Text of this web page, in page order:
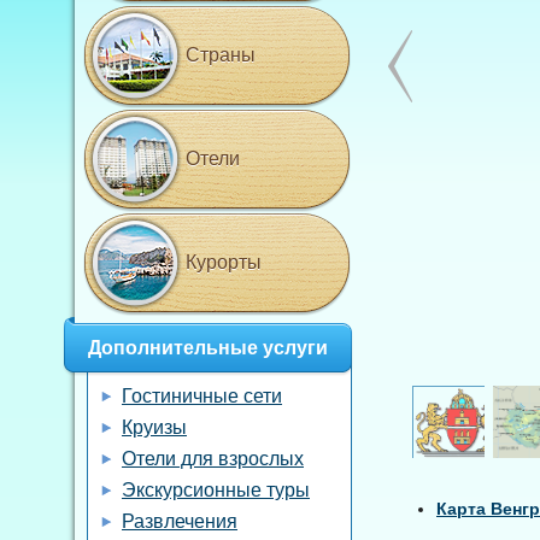
Карта
Страны
Отели
Курорты
Дополнительные услуги
Гостиничные сети
Круизы
Отели для взрослых
Экскурсионные туры
Развлечения